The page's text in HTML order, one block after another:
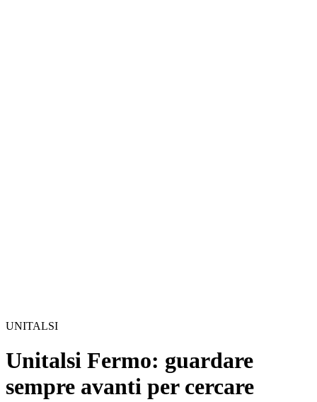
UNITALSI
Unitalsi Fermo: guardare
sempre avanti per cercare